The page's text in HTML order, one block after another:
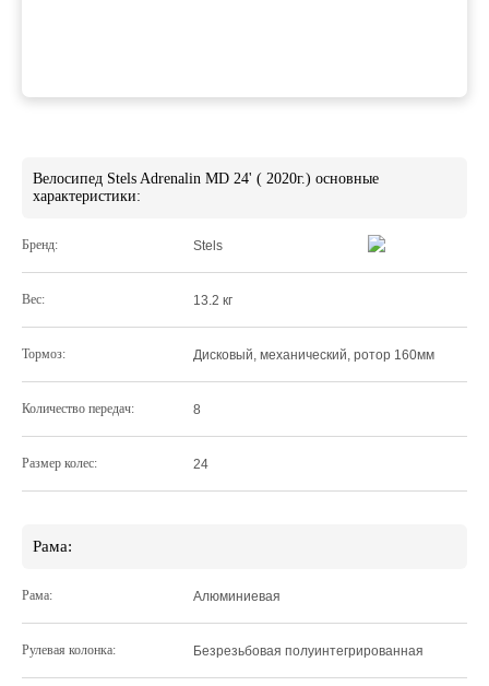
Велосипед Stels Adrenalin MD 24' ( 2020г.) основные
характеристики:
Бренд: Stels
Вес: 13.2 кг
Тормоз: Дисковый, механический, ротор 160мм
Количество передач: 8
Размер колес: 24
Рама:
Рама: Алюминиевая
Рулевая колонка: Безрезьбовая полуинтегрированная